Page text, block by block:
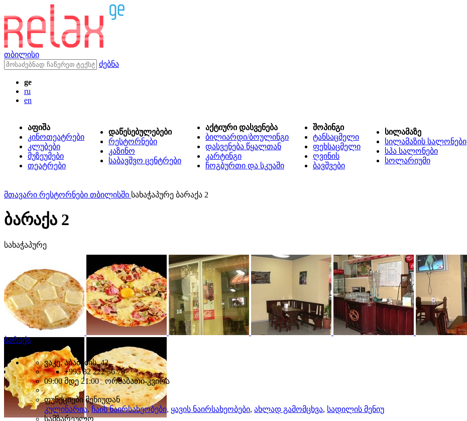
თბილისი
ძებნა
ge
ru
en
აფიშა
კინოთეატრები
კლუბები
მუზეუმები
თეატრები
დაწესებულებები
რესტორნები
კაზინო
საბავშვო ცენტრები
აქტიური დასვენება
ბილიარდი/ბოულინგი
დასვენება წყალთან
კარტინგი
ჩოგბურთი და სკუაში
შოპინგი
ტანსაცმელი
ფეხსაცმელი
ღვინის
ბავშვები
სილამაზე
სილამაზის სალონები
სპა სალონები
სოლარიუმი
მთავარი რესტორნები თბილისში სახაჭაპურე ბარაქა 2
ბარაქა 2
სახაჭაპურე
ბარაქა
ვაკე, აბაშიძის, 42
+995 32 222 56 78
09:00 მდე 21:00 ორშაბათი-კვირა
ფუნქციები მენიუდან
კულინარია,ჩაის ნაირსახეობები, ყავის ნაირსახეობები, ახლად გამომცხვა, სადილის მენიუ
სამზარეულო